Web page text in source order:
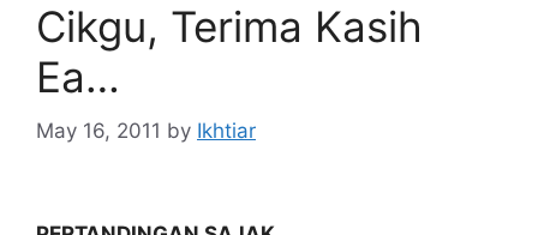
Cikgu, Terima Kasih
Ea…
May 16, 2011 by Ikhtiar